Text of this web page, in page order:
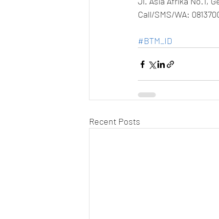
Call/SMS/WA:
#BTM_ID
Recent Posts